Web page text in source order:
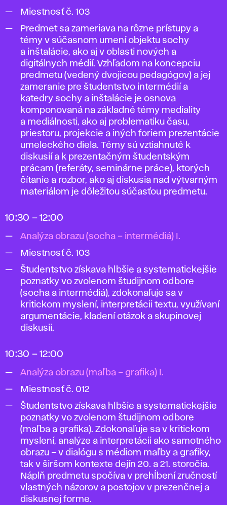
Miestnosť č. 103
Predmet sa zameriava na rôzne prístupy a
témy v súčasnom umení objektu sochy
a inštalácie, ako aj v oblasti nových a
digitálnych médií. Vzhľadom na koncepciu
predmetu (vedený dvojicou pedagógov) a jej
zameranie pre študentstvo intermédií a
katedry sochy a inštalácie je osnova
komponovaná na základné témy mediality
a mediálnosti, ako aj problematiku času,
priestoru, projekcie a iných foriem prezentácie
umeleckého diela. Témy sú vztiahnuté k
diskusií a k prezentačným študentským
prácam (referáty, seminárne práce), ktorých
čítanie a rozbor, ako aj diskusia nad výtvarným
materiálom je dôležitou súčasťou predmetu.
10:30 – 12:00
Analýza obrazu (socha – intermédiá) I.
Miestnosť č. 103
Študentstvo získava hlbšie a systematickejšie
poznatky vo zvolenom študijnom odbore
(socha a intermédiá), zdokonaľuje sa v
kritickom myslení, interpretácii textu, využívaní
argumentácie, kladení otázok a skupinovej
diskusii.
10:30 – 12:00
Analýza obrazu (maľba – grafika) I.
Miestnosť č. 012
Študentstvo získava hlbšie a systematickejšie
poznatky vo zvolenom študijnom odbore
(maľba a grafika). Zdokonaľuje sa v kritickom
myslení, analýze a interpretácii ako samotného
obrazu – v dialógu s médiom maľby a grafiky,
tak v širšom kontexte dejín 20. a 21. storočia.
Náplň predmetu spočíva v prehĺbení zručností
vlastných názorov a postojov v prezenčnej a
diskusnej forme.